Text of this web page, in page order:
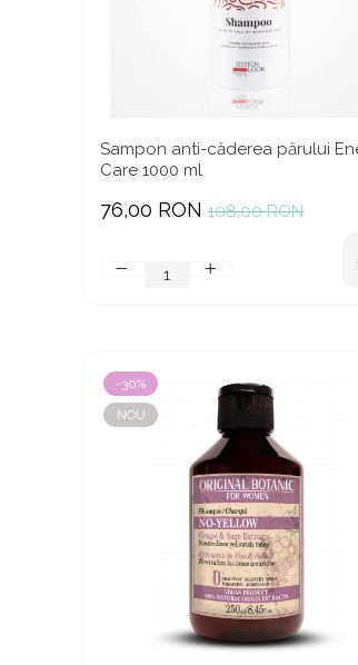
Sampon anti-căderea părului
Care 1000 ml
108,00 RON
76,00 RON
-30%
NOU